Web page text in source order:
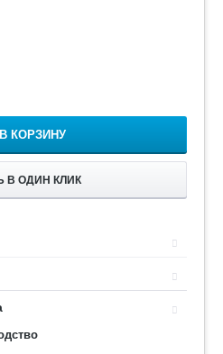
В КОРЗИНУ
В ОДИН КЛИК